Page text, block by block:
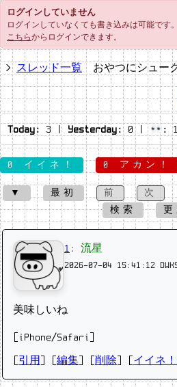
ログインしていません
ログインしていなくても書き込みは可能です。
こちらからログインできます。
スレッド一覧 おやつにシュー
Today: 3 | Yesterday:0 | : 1
0 イイネ！ 0 アカン！
▼ 最初 前 次
検索
更
1 : 流星
2026-07-04 15:41:12
美味しいね
[iPhone/Safari]
引用 編集 削除 イイネ